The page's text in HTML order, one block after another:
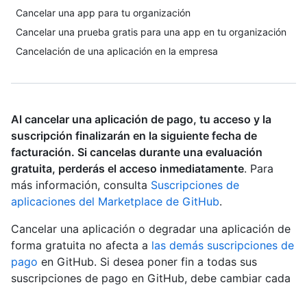
Cancelar una app para tu organización
Cancelar una prueba gratis para una app en tu organización
Cancelación de una aplicación en la empresa
Al cancelar una aplicación de pago, tu acceso y la
suscripción finalizarán en la siguiente fecha de
facturación. Si cancelas durante una evaluación
gratuita, perderás el acceso inmediatamente. Para
más información, consulta Suscripciones de
aplicaciones del Marketplace de GitHub.
Cancelar una aplicación o degradar una aplicación de
forma gratuita no afecta a las demás suscripciones de
pago en GitHub. Si desea poner fin a todas sus
suscripciones de pago en GitHub, debe cambiar cada